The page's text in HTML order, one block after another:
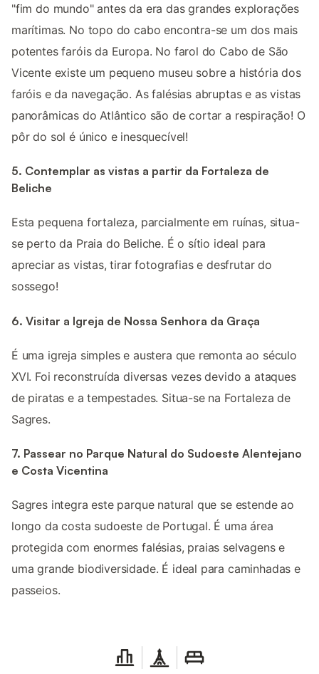
"fim do mundo" antes da era das grandes explorações
marítimas. No topo do cabo encontra-se um dos mais
potentes faróis da Europa. No farol do Cabo de São
Vicente existe um pequeno museu sobre a história dos
faróis e da navegação. As falésias abruptas e as vistas
panorâmicas do Atlântico são de cortar a respiração! O
pôr do sol é único e inesquecível!
5. Contemplar as vistas a partir da Fortaleza de
Beliche
Esta pequena fortaleza, parcialmente em ruínas, situa-
se perto da Praia do Beliche. É o sítio ideal para
apreciar as vistas, tirar fotografias e desfrutar do
sossego!
6. Visitar a Igreja de Nossa Senhora da Graça
É uma igreja simples e austera que remonta ao século
XVI. Foi reconstruída diversas vezes devido a ataques
de piratas e a tempestades. Situa-se na Fortaleza de
Sagres.
7. Passear no Parque Natural do Sudoeste Alentejano
e Costa Vicentina
Sagres integra este parque natural que se estende ao
longo da costa sudoeste de Portugal. É uma área
protegida com enormes falésias, praias selvagens e
uma grande biodiversidade. É ideal para caminhadas e
passeios.